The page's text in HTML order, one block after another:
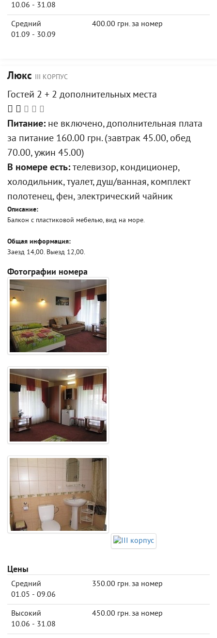
10.06 - 31.08
Средний
01.09 - 30.09
400.00 грн. за номер
Люкс III КОРПУС
Гостей 2 + 2 дополнительных места
Питание: не включено, дополнительная плата
за питание 160.00 грн. (завтрак 45.00, обед
70.00, ужин 45.00)
В номере есть: телевизор, кондиционер,
холодильник, туалет, душ/ванная, комплект
полотенец, фен, электрический чайник
Описание:
Балкон с пластиковой мебелью, вид на море.
Общая информация:
Заезд 14,00. Выезд 12,00.
Фотографии номера
Цены
Средний
01.05 - 09.06
350.00 грн. за номер
Высокий
10.06 - 31.08
450.00 грн. за номер